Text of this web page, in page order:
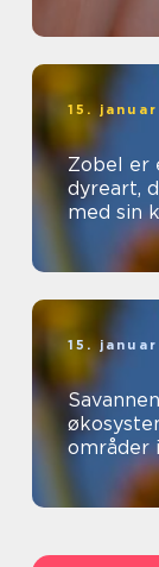
15.
Zobel er
dyreart,
med sin
udseende
15.
områder